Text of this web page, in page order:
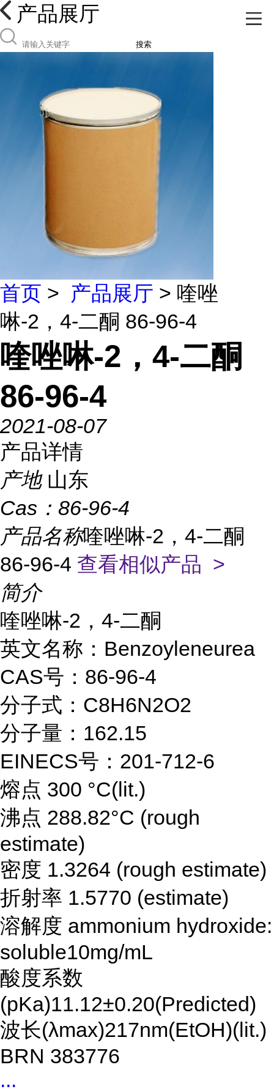
产品展厅
搜索
首页 > 产品展厅 > 喹唑
啉-2，4-二酮 86-96-4
喹唑啉-2，4-二酮
86-96-4
2021-08-07
产品详情
产地 山东
Cas： 86-96-4
产品名称喹唑啉-2，4-二酮
86-96-4 查看相似产品 >
简介
喹唑啉-2，4-二酮
英文名称：Benzoyleneurea
CAS号：86-96-4
分子式：C8H6N2O2
分子量：162.15
EINECS号：201-712-6
熔点 300 °C(lit.)
沸点 288.82°C (rough
estimate)
密度 1.3264 (rough estimate)
折射率 1.5770 (estimate)
溶解度 ammonium hydroxide:
soluble10mg/mL
酸度系数
(pKa)11.12±0.20(Predicted)
波长(λmax)217nm(EtOH)(lit.)
BRN 383776
...